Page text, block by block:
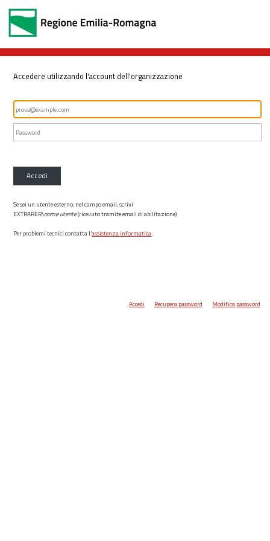
Accedere utilizzando l'account dell'organizzazione
Accedi
Se sei un utente esterno, nel campo email, scrivi
EXTRARER\nome utente(ricevuto tramite email di abilitazione)
Per problemi tecnici contatta l’assistenza informatica.
Accedi Recupera password Modifica password